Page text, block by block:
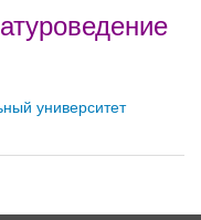
университет